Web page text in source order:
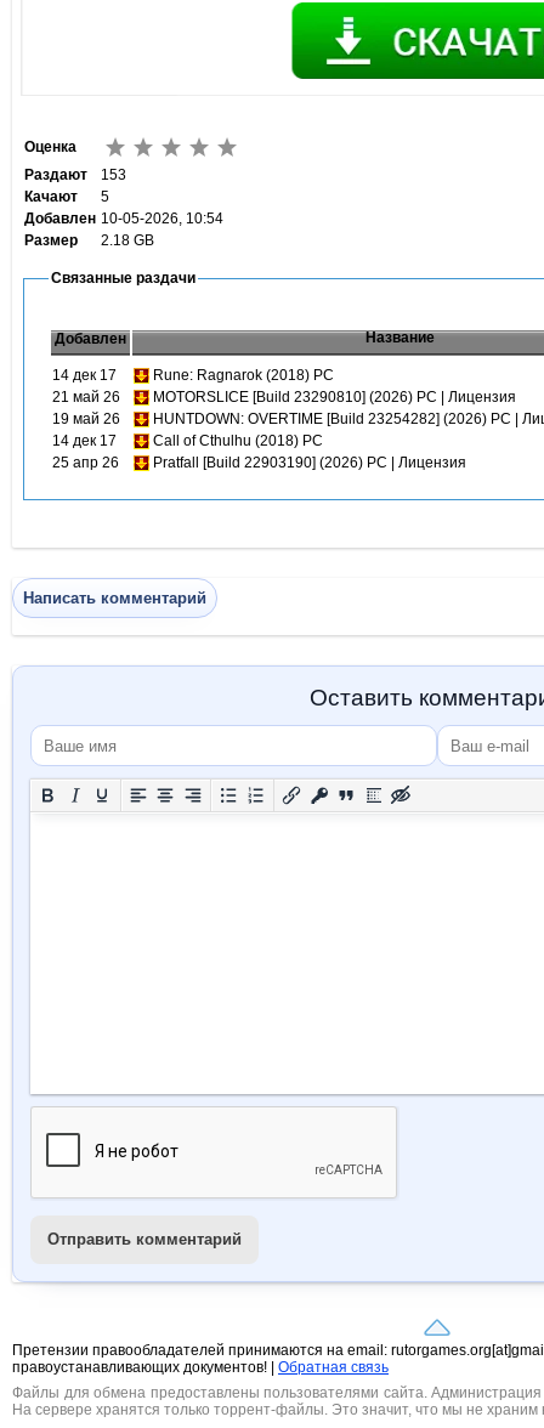
Оценка
Раздают
153
Качают
5
Добавлен 10-05-2026, 10:54
Размер
2.18 GB
Связанные раздачи
Добавлен Название
14 дек 17
Rune: Ragnarok (2018) PC
21 май 26
MOTORSLICE [Build 23290810] (2026) PC | Лицензия
19 май 26
HUNTDOWN: OVERTIME [Build 23254282] (2026) PC |
14 дек 17
Call of Cthulhu (2018) PC
25 апр 26
Pratfall [Build 22903190] (2026) PC | Лицензия
Написать комментарий
Оставить
Отправить комментарий
Претензии правообладателей принимаются на email:
правоустанавливающих документов! |
Обратная связь
Файлы для обмена предоставлены пользователями сайта. Администрация
На сервере хранятся только торрент-файлы. Это значит, что мы не